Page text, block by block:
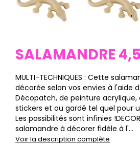
SALAMANDRE
MULTI-TECHNIQUES : Cette
décorée selon vos envies à l'aide
Décopatch, de peinture acrylique,
stickers et ou gardé tel quel pour
Les possibilités sont infinies
salamandre à décorer fidèle à l'...
Voir la description complète